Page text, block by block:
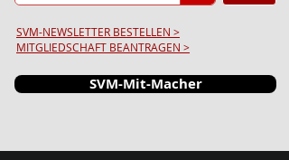
SVM-NEWSLETTER BESTELLEN >
MITGLIEDSCHAFT BEANTRAGEN >
SVM-Mit-Macher